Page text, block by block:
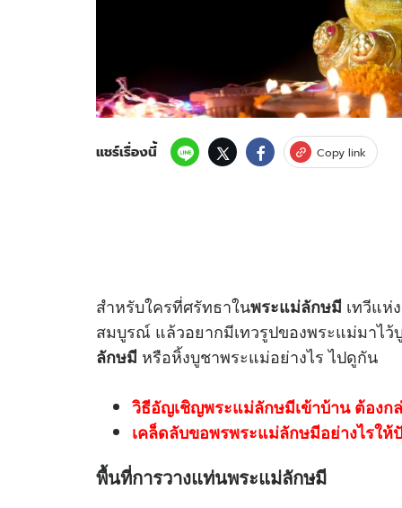
แชร์เรื่องนี้ Copy link
สำหรับใครที่ศรัทธาในพระแม่ลักษมี เทวีแห่
สมบูรณ์ แล้วอยากมีเทวรูปของพระแม่มาไ
ลักษมี หรือหิ้งบูชาพระแม่อย่างไร ไปดูกัน
วิธีอัญเชิญพระแม่ลักษมีเข้าบ้าน ต้องก
เคล็ดลับขอพรพระแม่ลักษมีอย่างไรให้
พื้นที่การวางแท่นพระแม่ลักษมี